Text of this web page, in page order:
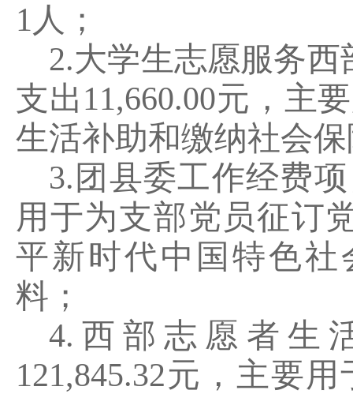
1 人；
2.大学生志愿服务
支出11,660.00元，主
生活补助和缴纳社会
3. 团县委工作经费
用于为支部党员征订
平新时代中国特色
料；
4. 西部志愿者生
121,845.32元，主要用